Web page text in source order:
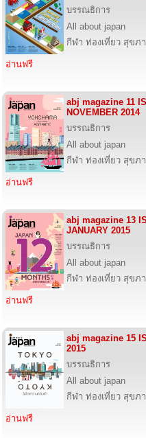
บรรณธิการ
All about japan
กีฬา ท่องเที่ยว สุขภ
อ่านฟรี
abj magazine 11
NOVEMBER 2014
บรรณธิการ
All about japan
กีฬา ท่องเที่ยว สุขภ
อ่านฟรี
abj magazine 13
JANUARY 2015
บรรณธิการ
All about japan
กีฬา ท่องเที่ยว สุขภ
อ่านฟรี
abj magazine 15
2015
บรรณธิการ
All about japan
กีฬา ท่องเที่ยว สุขภ
อ่านฟรี